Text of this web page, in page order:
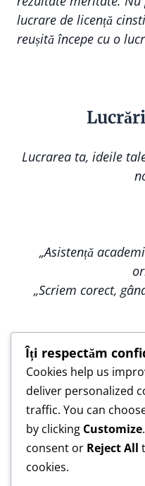
lucrare de licență
reușită începe cu o
Lucră
Lucrarea ta, ideile
„Asistență
„Scriem corect,
„Construim
lucrare care te
„Asistență de
responsabilitate.”
Îți respectăm
Cookies help us
deliver personalized
traffic. You can
by clicking Customize
consent or Reject All
cookies.